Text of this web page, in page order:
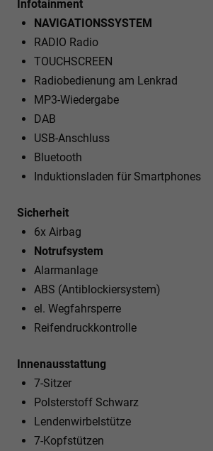
Infotainment
NAVIGATIONSSYSTEM
RADIO Radio
TOUCHSCREEN
Radiobedienung am Lenkrad
MP3-Wiedergabe
DAB
USB-Anschluss
Bluetooth
Induktionsladen für Smartphones
Sicherheit
6x Airbag
Notrufsystem
Alarmanlage
ABS (Antiblockiersystem)
el. Wegfahrsperre
Reifendruckkontrolle
Innenausstattung
7-Sitzer
Polsterstoff Schwarz
Lendenwirbelstütze
7-Kopfstützen